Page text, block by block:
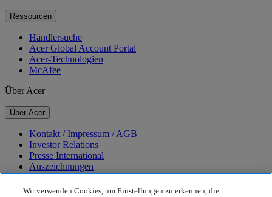
Ressourcen
Händlersuche
Acer Global Account Portal
Acer-Technologien
McAfee
Über Acer
Über Acer
Kontakt / Impressum / AGB
Investor Relations
Presse International
Auszeichnungen
Veranstaltungen
Karriere
Wir verwenden Cookies, um Einstellungen zu erkennen, die